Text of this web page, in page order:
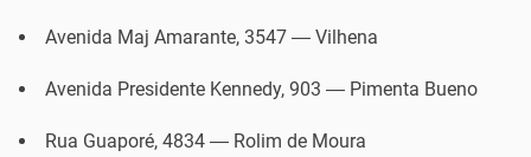
Avenida Maj Amarante, 3547 — Vilhena
Avenida Presidente Kennedy, 903 — Pimenta Bueno
Rua Guaporé, 4834 — Rolim de Moura